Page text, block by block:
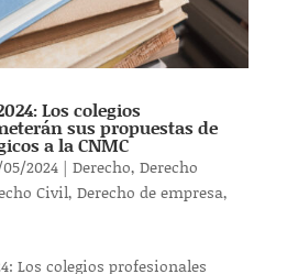
Los colegios
sus propuestas de
a la CNMC
2024| Derecho, Derecho
Civil, Derecho de empresa,
Los colegios profesionales